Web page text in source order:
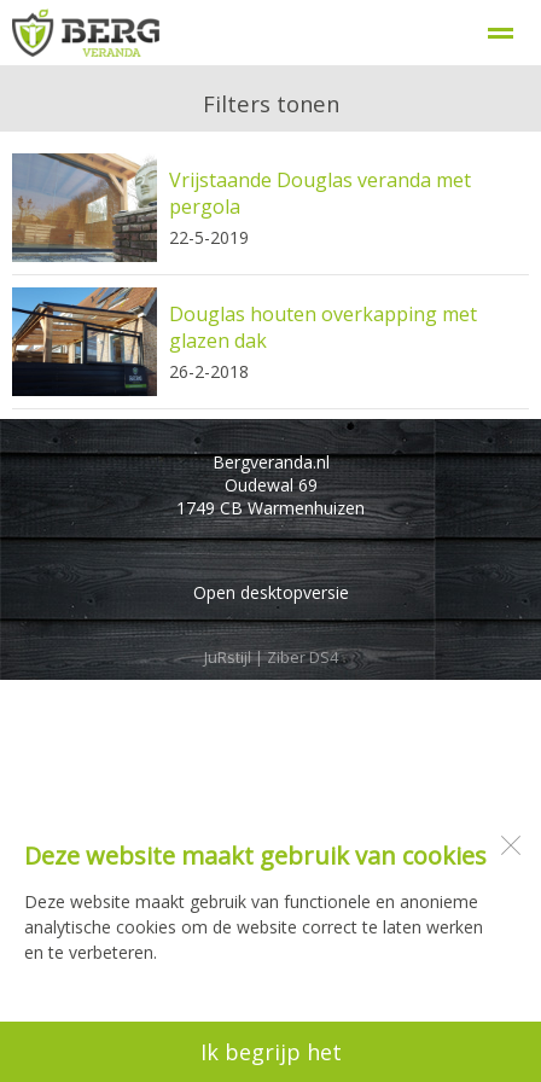
Berg Veranda, uw veranda specialist
Home Zoeken Nieuws
Deze website maakt gebruik van cookies
Deze website maakt gebruik van functionele en anonieme
analytische cookies om de website correct te laten werken
en te verbeteren.
Ik begrijp het
Filters tonen
Vrijstaande Douglas veranda met
pergola
22-5-2019
Douglas houten overkapping met
glazen dak
26-2-2018
Bergveranda.nl
Oudewal 69
1749 CB Warmenhuizen
Open desktopversie
JuRstijl |Ziber DS4